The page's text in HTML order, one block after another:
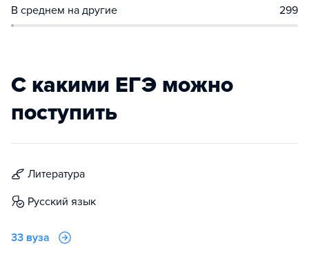
В среднем на другие 299
С какими ЕГЭ можно
поступить
литература
русский язык
33 вуза